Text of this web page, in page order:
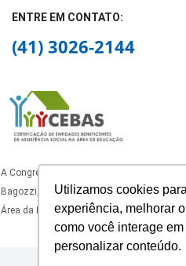
Utilizamos cookies
experiência, melhorar
como você interage
personalizar conteúdo.
ENTRE EM CONTATO:
(41) 3026-2144
A Congregação dos Oblatos de São José,
Bagozzi, está certificado como Entidade
Área da Educação, com certificado ativo